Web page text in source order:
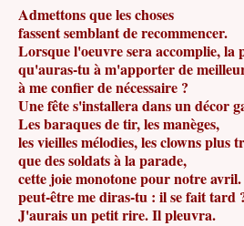
Admettons que les choses
fassent semblant de recommencer.
Lorsque l'oeuvre sera accomplie, la
qu'auras-tu à m'apporter de
à me confier de nécessaire ?
Une fête s'installera dans un décor
Les baraques de tir, les manèges,
les vieilles mélodies, les clowns plus
que des soldats à la parade,
cette joie monotone pour notre avril.
peut-être me diras-tu : il se fait tard
J'aurais un petit rire. Il pleuvra.